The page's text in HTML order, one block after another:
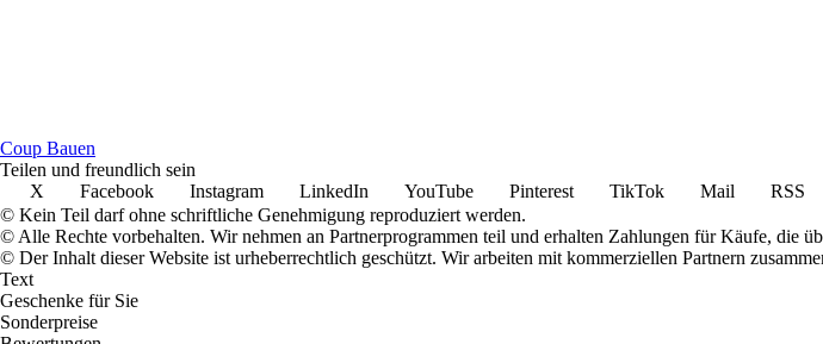
Coup Bauen
Teilen und freundlich sein
X
Facebook Instagram LinkedIn YouTube Pinterest TikTok Mail
RSS
© Kein Teil darf ohne schriftliche Genehmigung reproduziert werden.
© Alle Rechte vorbehalten. Wir nehmen an Partnerprogrammen teil und erhalten Zahlungen für Käufe, die
© Der Inhalt dieser Website ist urheberrechtlich geschützt. Wir arbeiten mit kommerziellen Partnern
Text
Geschenke für Sie
Sonderpreise